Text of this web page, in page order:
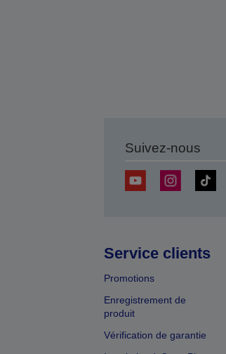
Suivez-nous
Service clients
Promotions
Enregistrement de
produit
Vérification de garantie